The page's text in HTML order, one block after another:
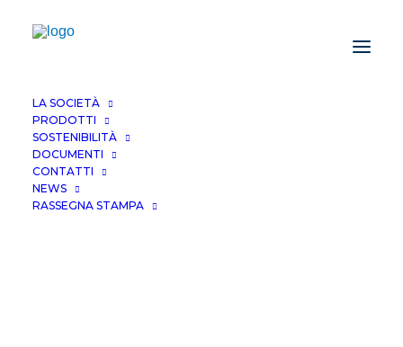
LA SOCIETÀ
PRODOTTI
SOSTENIBILITÀ
DOCUMENTI
CONTATTI
NEWS
RASSEGNA STAMPA